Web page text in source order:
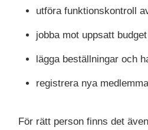
utföra funktionskontroll
jobba mot uppsatt budget
lägga beställningar och
registrera nya
För rätt person finns det